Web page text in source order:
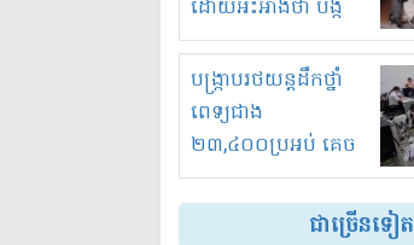
ដោយអះអាងថា បង្ក
បាក់ច្រាំងទន្លេ និង
រំខានទាំងយប់ទាំងថ្ងៃ
បង្ក្រាបរថយន្តដឹកថ្នាំ
ពេទ្យជាង
២៣,៤០០ប្រអប់ គេច
ពន្ធនិងអត់ច្បាប់នាំ
ចូល!?
ជាច្រើនទៀត